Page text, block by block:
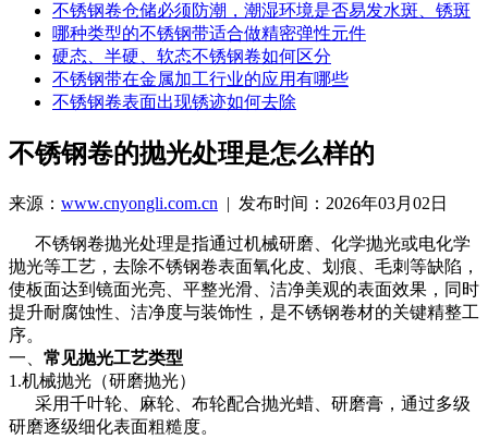
不锈钢卷仓储必须防潮，潮湿环境是否易发水斑、锈斑
哪种类型的不锈钢带适合做精密弹性元件
硬态、半硬、软态不锈钢卷如何区分
不锈钢带在金属加工行业的应用有哪些
不锈钢卷表面出现锈迹如何去除
不锈钢卷的抛光处理是怎么样的
来源： www.cnyongli.com.cn | 发布时间：2026年03月02日
不锈钢卷抛光处理是指通过机械研磨、化学抛光或电化学
抛光等工艺，去除不锈钢卷表面氧化皮、划痕、毛刺等缺陷，
使板面达到镜面光亮、平整光滑、洁净美观的表面效果，同时
提升耐腐蚀性、洁净度与装饰性，是不锈钢卷材的关键精整工
序。
一、 常见抛光工艺类型
1.机械抛光（研磨抛光）
采用千叶轮、麻轮、布轮配合抛光蜡、研磨膏，通过多级
研磨逐级细化表面粗糙度。